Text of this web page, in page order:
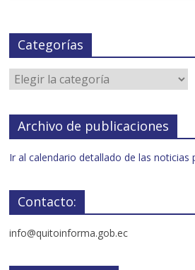
Categorías
Archivo de publicaciones
Ir al calendario detallado de las noticias
Contacto:
info@quitoinforma.gob.ec